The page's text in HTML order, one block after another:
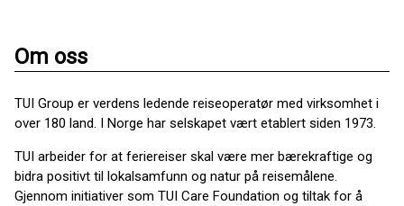
Om oss
TUI Group er verdens ledende reiseoperatør med virksomhet i
over 180 land. I Norge har selskapet vært etablert siden 1973.
TUI arbeider for at feriereiser skal være mer bærekraftige og
bidra positivt til lokalsamfunn og natur på reisemålene.
Gjennom initiativer som TUI Care Foundation og tiltak for å